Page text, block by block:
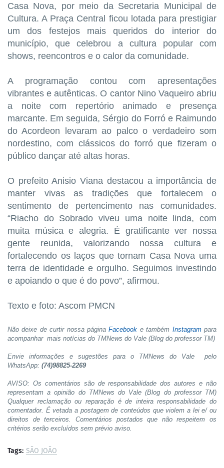
Casa Nova, por meio da Secretaria Municipal de
Cultura. A Praça Central ficou lotada para prestigiar
um dos festejos mais queridos do interior do
município, que celebrou a cultura popular com
shows, reencontros e o calor da comunidade.
A programação contou com apresentações
vibrantes e autênticas. O cantor Nino Vaqueiro abriu
a noite com repertório animado e presença
marcante. Em seguida, Sérgio do Forró e Raimundo
do Acordeon levaram ao palco o verdadeiro som
nordestino, com clássicos do forró que fizeram o
público dançar até altas horas.
O prefeito Anisio Viana destacou a importância de
manter vivas as tradições que fortalecem o
sentimento de pertencimento nas comunidades.
“Riacho do Sobrado viveu uma noite linda, com
muita música e alegria. É gratificante ver nossa
gente reunida, valorizando nossa cultura e
fortalecendo os laços que tornam Casa Nova uma
terra de identidade e orgulho. Seguimos investindo
e apoiando o que é do povo”, afirmou.
Texto e foto: Ascom PMCN
Não deixe de curtir nossa páginaFacebook e também Instagrampara
acompanhar mais notícias do TMNews do Vale (Blog do professor TM)
Envie informações e sugestões para o TMNews do Vale pelo
WhatsApp: (74)98825-2269
AVISO: Os comentários são de responsabilidade dos autores e não
representam a opinião do TMNews do Vale (Blog do professor TM)
Qualquer reclamação ou reparação é de inteira responsabilidade do
comentador. É vetada a postagem de conteúdos que violem a lei e/ ou
direitos de terceiros. Comentários postados que não respeitem os
critérios serão excluídos sem prévio aviso.
Tags: SÃO JOÃO